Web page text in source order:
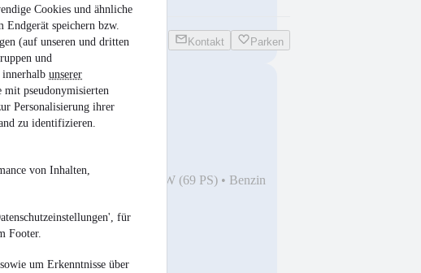
Cookies und ähnliche
Endgerät speichern bzw.
(auf unseren und dritten
und
unserer
mit pseudonymisierten
Personalisierung ihrer
zu identifizieren.
von Inhalten,
für
Footer.
um Erkenntnisse über
Kontakt Parken
Polo 1.2 Life KLIMA ALU
79.999 km 51 kW (69 PS) • Benzin